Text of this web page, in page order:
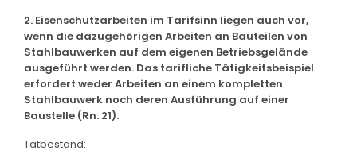
2. Eisenschutzarbeiten im Tarifsinn liegen auch vor,
wenn die dazugehörigen Arbeiten an Bauteilen von
Stahlbauwerken auf dem eigenen Betriebsgelände
ausgeführt werden. Das tarifliche Tätigkeitsbeispiel
erfordert weder Arbeiten an einem kompletten
Stahlbauwerk noch deren Ausführung auf einer
Baustelle (Rn. 21).
Tatbestand: